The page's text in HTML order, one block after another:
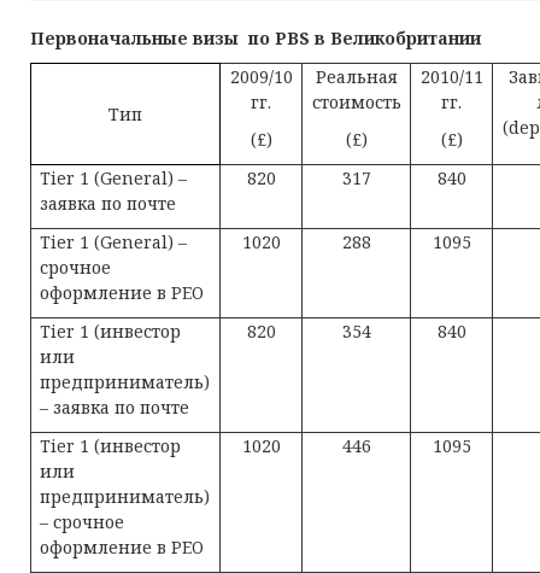
Первоначальные визы по PBS в Великобритании
Тип
2009/10
гг.
(£)
Реальная
стоимость
(£)
2010/11
гг.
(£)
Tier 1 (General) –
заявка по почте
820 317 840
Tier 1 (General) –
срочное
оформление в PEO
1020 288 1095
Tier 1 (инвестор
или
предприниматель)
– заявка по почте
820 354 840
Tier 1 (инвестор
или
предприниматель)
– срочное
оформление в PEO
1020 446 1095